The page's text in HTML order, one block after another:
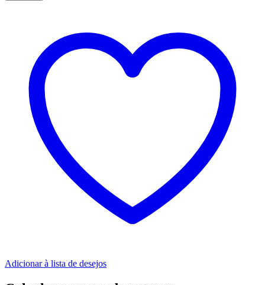
Adicionar à lista de desejos